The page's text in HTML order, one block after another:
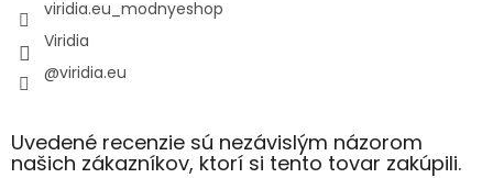
viridia.eu_modnyeshop
Viridia
@viridia.eu
Uvedené recenzie sú nezávislým názorom
našich zákazníkov, ktorí si tento tovar zakúpili.